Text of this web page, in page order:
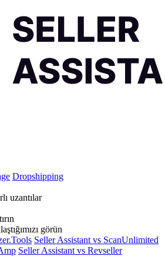
Dropshipping
uzantılar
görün
Seller Assistant vs ScanUnlimited
Seller Assistant vs Revseller